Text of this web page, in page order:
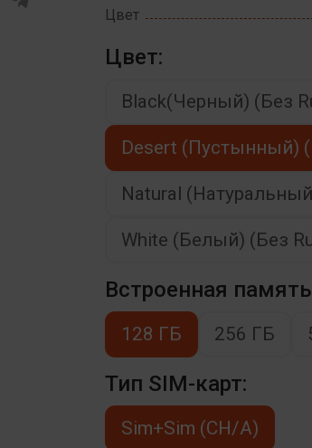
Цвет
Цвет:
Black(Черный) (Без
Desert (Пустынный)
Natural
White (Белый) (Без
Встроенная
128 ГБ 256 ГБ
Тип SIM-карт:
Sim+Sim (CH/A)